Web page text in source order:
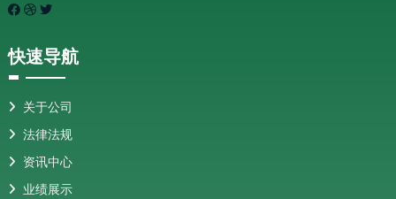
快速导航
关于公司
法律法规
资讯中心
业绩展示